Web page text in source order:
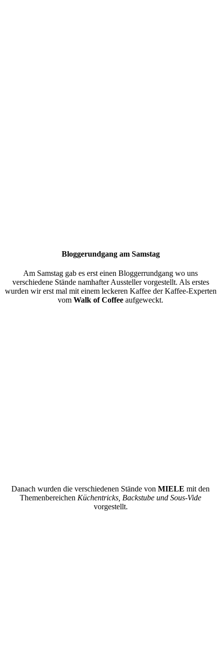
Bloggerundgang am Samstag
Am Samstag gab es erst einen Bloggerrundgang wo uns
verschiedene Stände namhafter Aussteller vorgestellt. Als erstes
wurden wir erst mal mit einem leckeren Kaffee der Kaffee-Experten
vom Walk of Coffee aufgeweckt.
Danach wurden die verschiedenen Stände von MIELE mit den
Themenbereichen Küchentricks, Backstube und Sous-Vide
vorgestellt.